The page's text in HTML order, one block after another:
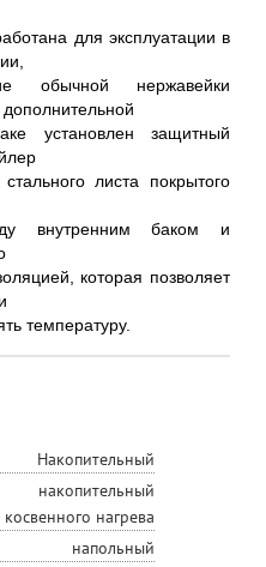
для эксплуатации в
обычной нержавейки
установлен защитный
листа покрытого
внутренним баком и
которая позволяет
температуру.
Накопительный
накопительный
косвенного нагрева
напольный